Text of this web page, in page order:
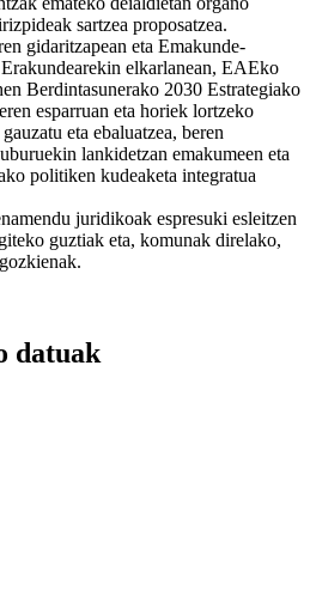
sartzea proposatzea.
gidaritzapean eta Emakunde-
elkarlanean, EAEko
Berdintasunerako 2030 Estrategiako
esparruan eta horiek lortzeko
eta ebaluatzea, beren
lankidetzan emakumeen eta
politiken kudeaketa integratua
juridikoak espresuki esleitzen
guztiak eta, komunak direlako,
datuak